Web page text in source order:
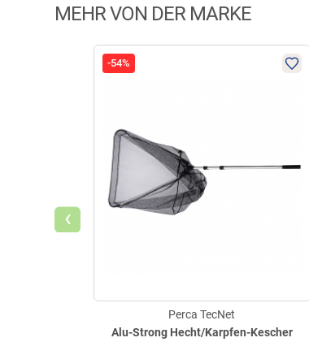
MEHR VON DER MARKE
-54%
Alu-Strong Hecht/Karpfen-Kescher
Perca TecNet
‹